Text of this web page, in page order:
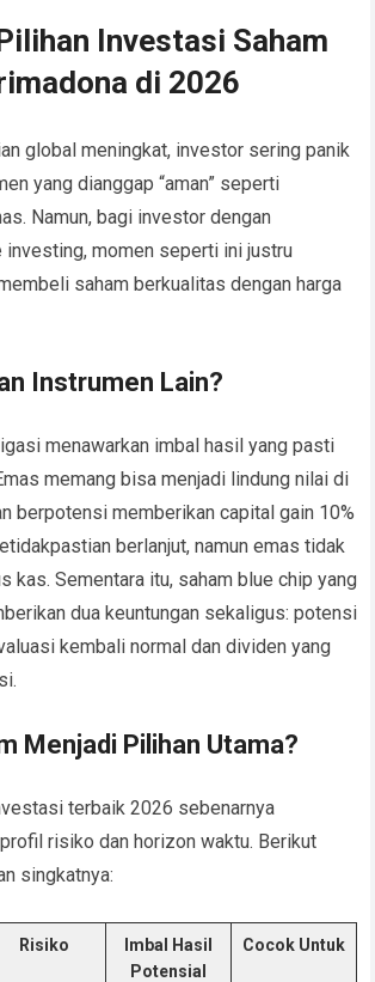
Investasi Saham
di 2026
global meningkat, investor sering panik
yang dianggap “aman” seperti
Namun, bagi investor dengan
investing, momen seperti ini justru
saham berkualitas dengan harga
Instrumen Lain?
menawarkan imbal hasil yang pasti
memang bisa menjadi lindung nilai di
berpotensi memberikan capital gain 10%
berlanjut, namun emas tidak
kas. Sementara itu, saham blue chip yang
dua keuntungan sekaligus: potensi
kembali normal dan dividen yang
Menjadi Pilihan Utama?
terbaik 2026 sebenarnya
risiko dan horizon waktu. Berikut
singkatnya:
Risiko
Imbal Hasil
Potensial
Cocok Untuk